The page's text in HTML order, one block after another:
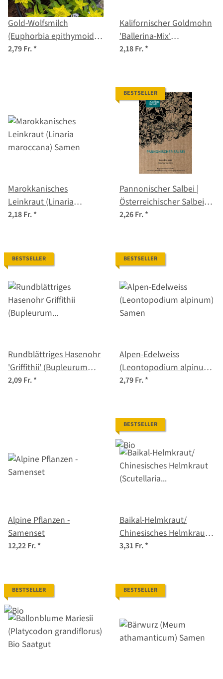
Gold-Wolfsmilch
(Euphorbia epithymoides
syn. polychroma) Samen
2,79 Fr.*
Kalifornischer Goldmohn
'Ballerina-Mix'
(Eschscholzia californica)
2,18 Fr.*
Marokkanisches
Leinkraut (Linaria
maroccana) Samen
2,18 Fr.*
BESTSELLER
Pannonischer Salbei |
Österreichischer Salbei
(Salvia austriaca) Samen
2,26 Fr.*
BESTSELLER
Rundblättriges Hasenohr
'Griffithii' (Bupleurum
rotundifolium) Samen
2,09 Fr.*
BESTSELLER
Alpen-Edelweiss
(Leontopodium alpinum)
Samen
2,79 Fr.*
Alpine Pflanzen -
Samenset
12,22 Fr.*
BESTSELLER
Baikal-Helmkraut/
Chinesisches Helmkraut
(Scutellaria baicalensis)
3,31 Fr.*
BESTSELLER BESTSELLER